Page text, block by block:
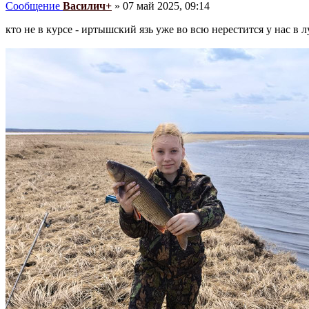
Сообщение Василич+ » 07 май 2025, 09:14
кто не в курсе - иртышский язь уже во всю нерестится у нас в